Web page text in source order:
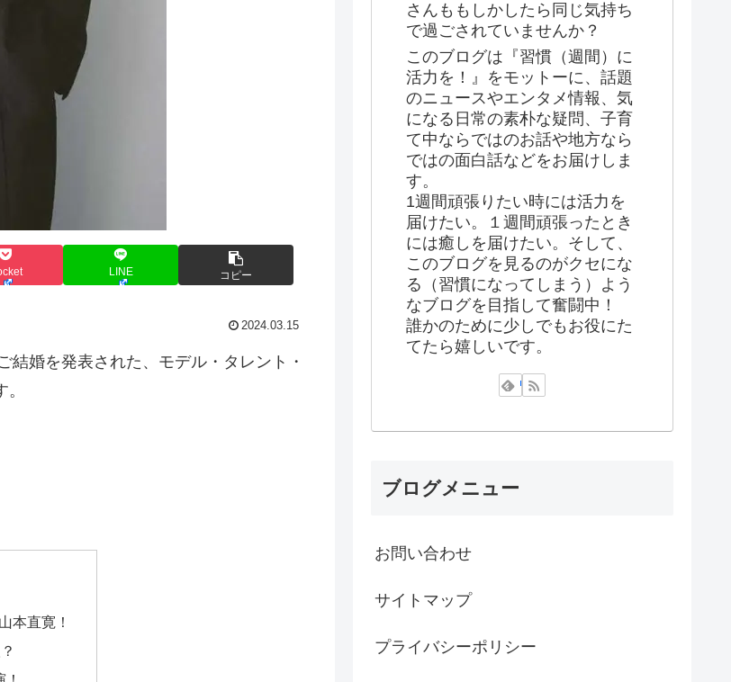
LINE コピー
2024.03.15
婚を発表された、モデル・タレント・
本直寛！
さんももしかしたら同じ気持ち
で過ごされていませんか？
このブログは『習慣（週間）に
活力を！』をモットーに、話題
のニュースやエンタメ情報、気
になる日常の素朴な疑問、子育
て中ならではのお話や地方なら
ではの面白話などをお届けしま
す。
1週間頑張りたい時には活力を
届けたい。１週間頑張ったとき
には癒しを届けたい。そして、
このブログを見るのがクセにな
る（習慣になってしまう）よう
なブログを目指して奮闘中！
誰かのために少しでもお役にた
てたら嬉しいです。
ブログメニュー
お問い合わせ
サイトマップ
プライバシーポリシー